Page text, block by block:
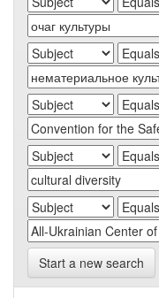
Start a new search